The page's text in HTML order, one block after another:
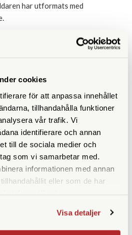
cookies
för att anpassa innehållet
tillhandahålla funktioner
vår trafik. Vi
identifierare och annan
till de sociala medier och
som vi samarbetar med.
informationen med annan
eller som de har
Visa detaljer
har utformats med
samtidigt
med LCD-display
de flesta USB-enheter -
etc.
laddning av 4 st AA-batterier
mer professionell ut